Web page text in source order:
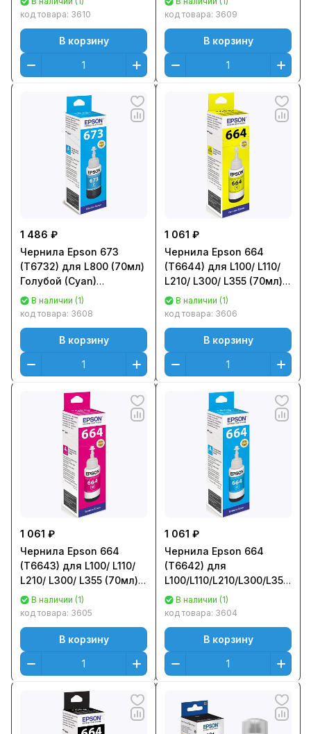
C13T67344A
код товара: 3610
В корзину
C13T67334A
код товара: 3609
В корзину
1 486 ₽
Чернила Epson 673
(T6732) для L800 (70мл)
Голубой (Cyan)
Оригинальный
C13T67324A
В наличии (1)
код товара: 3608
В корзину
1 061 ₽
Чернила Epson 664
(T6644) для L100/ L110/
L210/ L300/ L355 (70мл)
Желтый (Yellow)
Оригинальный
В наличии (1)
код товара: 3606
В корзину
1 061 ₽
Чернила Epson 664
(T6643) для L100/ L110/
L210/ L300/ L355 (70мл)
Пурпурный (Magenta)
Оригинальный
В наличии (1)
код товара: 3605
В корзину
1 061 ₽
Чернила Epson 664
(T6642) для
L100/L110/L210/L300/L355
(70мл) Голубой (Cyan)
Оригинальный
В наличии (1)
код товара: 3604
В корзину